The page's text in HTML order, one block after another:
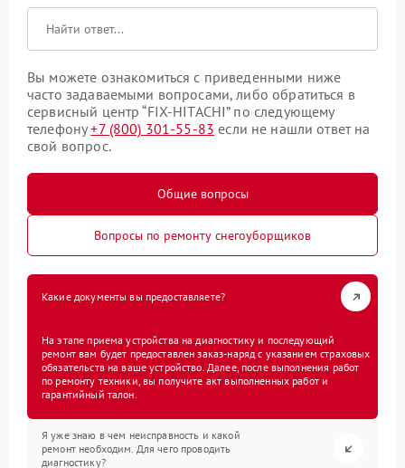
Вы можете ознакомиться с приведенными ниже
часто задаваемыми вопросами, либо обратиться в
сервисный центр “FIX-HITACHI” по следующему
телефону+7 (800) 301-55-83 если не нашли ответ на
свой вопрос.
Общие вопросы
Вопросы по ремонту снегоуборщиков
Какие документы вы предоставляете?
На этапе приема устройства на диагностику и последующий
ремонт вам будет предоставлен заказ-наряд с указанием страховых
обязательств на ваше устройство. Далее, после выполнения работ
по ремонту техники, вы получите акт выполненных работ и
гарантийный талон.
Я уже знаю в чем неисправность и какой
ремонт необходим. Для чего проводить
диагностику?